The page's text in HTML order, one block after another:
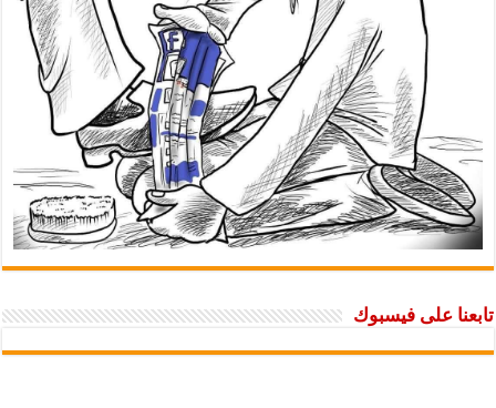
تابعنا على فيسبوك